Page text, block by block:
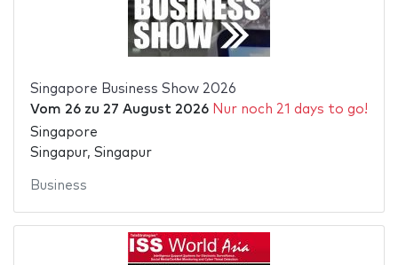
Singapore Business Show 2026
Vom 26zu 27 August 2026 Nur noch 21 days to go!
Singapore
Singapur, Singapur
Business